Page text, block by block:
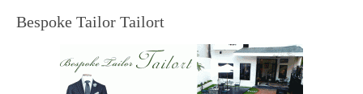
Bespoke Tailor Tailort